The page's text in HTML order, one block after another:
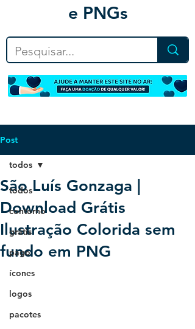
e PNGs
Post
todos
contorno
grátis
pago
ícones
logos
pacotes
todos
São Luís Gonzaga |
Download Grátis
Ilustração Colorida sem
fundo em PNG